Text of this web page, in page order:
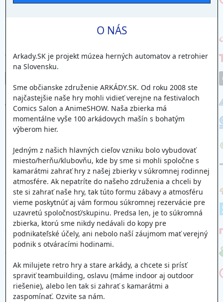
O NÁS
Arkady.SK je projekt múzea herných automatov a retrohier
na Slovensku.
Sme občianske združenie ARKÁDY.SK. Od roku 2008 ste
najčastejšie naše hry mohli vidieť verejne na festivaloch
Comics Salon a AnimeSHOW. Naša zbierka má
momentálne vyše 100 arkádovych mašín s bohatým
výberom hier.
Jedným z našich hlavných cieľov vzniku bolo vybudovať
miesto/herňu/klubovňu, kde by sme si mohli spoločne s
kamarátmi zahrať hry z našej zbierky v súkromnej rodinnej
atmosfére. Ak nepatríte do našeho združenia a chceli by
ste si zahrať naše hry, tak túto formu zábavy a atmosféru
vieme poskytnúť aj vám formou súkromnej rezervácie pre
uzavretú spoločnosť/skupinu. Predsa len, je to súkromná
zbierka, ktorú sme nikdy nedávali do kopy pre
podnikateľské účely, ani nebolo naší záujmom mať verejný
podnik s otváracími hodinami.
Ak milujete retro hry a stare arkády, a chcete si prísť
spraviť teambuilding, oslavu (máme indoor aj outdoor
riešenie), alebo len tak si zahrať s kamarátmi a
zaspomínať. Ozvite sa nám.